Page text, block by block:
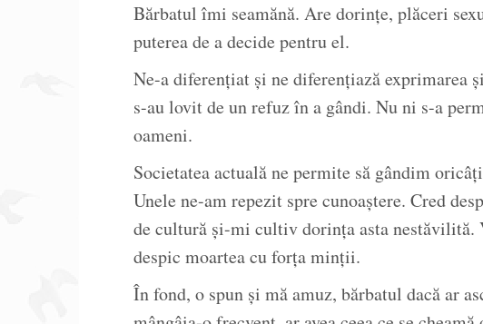
Bărbatul îmi seamănă. Are dorințe, plăceri
puterea de a decide pentru el.
Ne-a diferențiat și ne diferențiază exprimarea
s-au lovit de un refuz în a gândi. Nu ni s-a
oameni.
Societatea actuală ne permite să gândim
Unele ne-am repezit spre cunoaștere. Cred
de cultură și-mi cultiv dorința asta nestăvilită.
despic moartea cu forța minții.
În fond, o spun și mă amuz, bărbatul dacă ar